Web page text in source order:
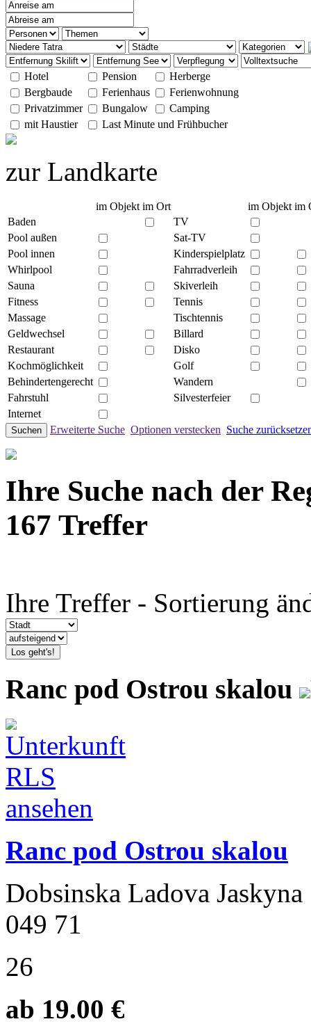
Hotel Pension
Herberge
Bergbaude
Ferienhaus
Ferienwohnung
Privatzimmer
Bungalow
Camping
mit Haustier
Last Minute und Frühbucher
zur Landkarte
im Objekt im Ort im Objekt im
Baden
TV
Pool außen
Sat-TV
Pool innen
Kinderspielplatz
Whirlpool
Fahrradverleih
Sauna
Skiverleih
Fitness
Tennis
Massage
Tischtennis
Geldwechsel
Billard
Restaurant
Disko
Kochmöglichkeit
Golf
Behindertengerecht
Wandern
Fahrstuhl
Silvesterfeier
Internet
Suchen Erweiterte Suche Optionen verstecken Suche
Ihre Suche nach der
167 Treffer
Ihre Treffer - Sortierung
Los geht's!
Ranc pod Ostrou skalou
Ranc pod Ostrou skalou
Dobsinska Ladova Jaskyna
049 71
26
ab 19.00 €